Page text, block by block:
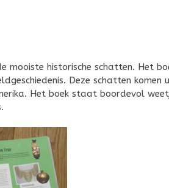
mooiste historische schatten. Het
Deze schatten komen
Het boek staat boordevol